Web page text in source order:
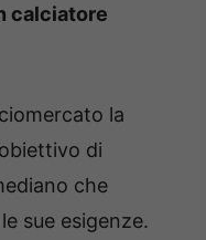
calciatore
la
di
che
sue esigenze.